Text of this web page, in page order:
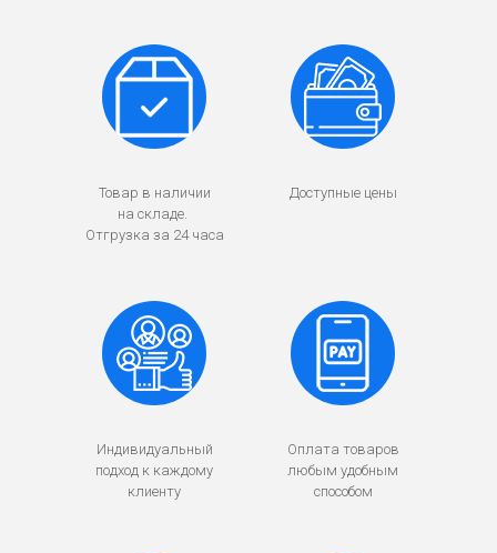
Товар в наличии
на складе.
Отгрузка за 24 часа
Доступные цены
Индивидуальный
подход к каждому
клиенту
Оплата товаров
любым удобным
способом